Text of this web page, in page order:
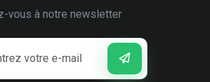
vous à notre newsletter